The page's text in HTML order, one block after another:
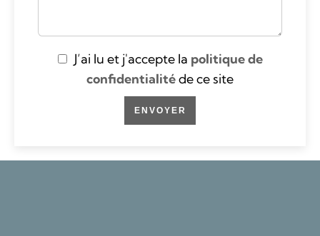
J’ai lu et j'accepte la politique de
confidentialitéde ce site
ENVOYER